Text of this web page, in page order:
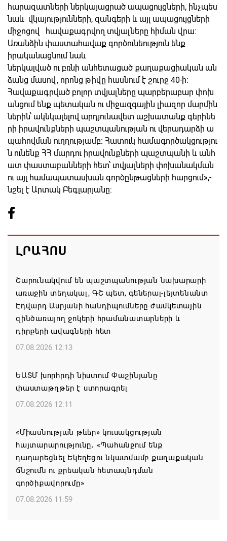
հարազատների ներկայացրած ապացույցների, ինչպես
նաև վկայությունների, զանգերի և այլ ապացույցների
միջոցով հավաքագրվող տվյալները հիման վրա:
Առանձին փաստահավաք գործունեություն ենք
իրականացնում նաև
ներկալված ու բռնի անհետացած քաղաքացիական ան
ձանց մասով, որոնց թիվը հասնում է շուրջ 40-ի:
Հավաքագրված բոլոր տվյալները պարբերաբար փոխ
անցում ենք պետական ու միջազգային լիազոր մարմին
ներին՝ ակնկալելով արդյունավետ աշխատանք գերինե
րի իրավունքների պաշտպանության ու վերադարձի ա
պահովման ուղղությամբ: Հատուկ համագործակցությու
ն ունենք ՀՀ մարդու իրավունքների պաշտպանի և անհ
ատ փաստաբանների հետ՝ տվյալների փոխանակման
ու այլ համապատասխան գործընթացների հարցում»,-
նշել է Արտակ Բեգլարյանը:
ԼՐԱՀՈՍ
Շարունակվում են պաշտպանության նախարարի
առաջին տեղակալ, ԳՇ պետ, գեներալ-լեյտենանտ
Էդվարդ Ասրյանի հանդիպումները ժամկետային
զինծառայող ջոկերի հրամանատարների և
դիրքերի ավագների հետ
07.08.2026 12:13
ԵԱՏՄ խորհրդի նիստում Փաշինյանը
փաստաթղթեր է ստորագրել
07.08.2026 12:11
«Միասնության թևեր» կուսակցության
հայտարարությունը․ «Պահանջում ենք
դադարեցնել Եկեղեցու նկատմամբ քաղաքական
ճնշումն ու քրեական հետապնդման
գործիքավորումը»
07.08.2026 11:59